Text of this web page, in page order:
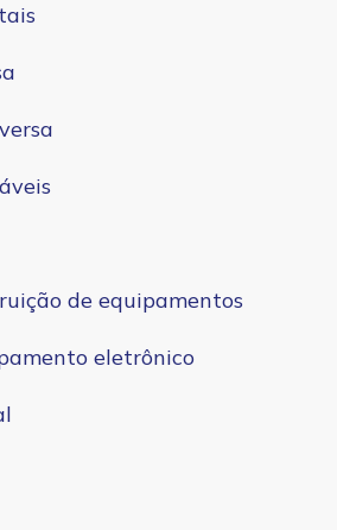
de equipamentos
eletrônico